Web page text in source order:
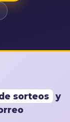
sorteos
y